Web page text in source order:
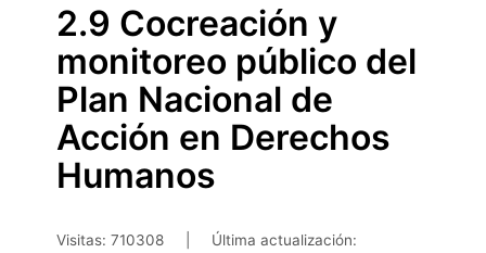
2.9 Cocreación y
monitoreo público del
Plan Nacional de
Acción en Derechos
Humanos
Visitas: 710308
Última actualización: